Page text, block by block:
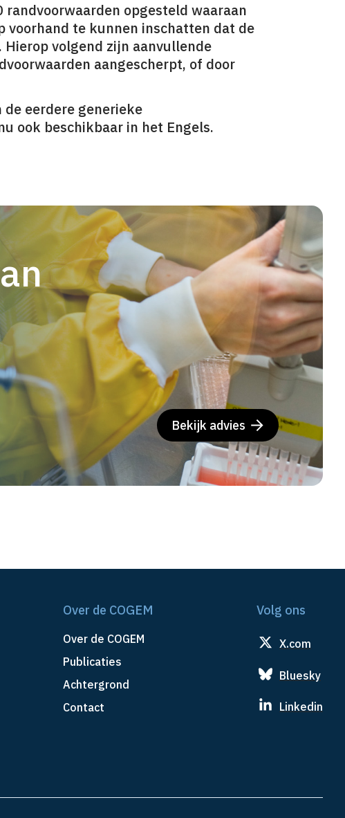
randvoorwaarden opgesteld waaraan
voorhand te kunnen inschatten dat de
Hierop volgend zijn aanvullende
aangescherpt, of door
eerdere generieke
ook beschikbaar in het Engels.
Bekijk advies
Over de COGEM
Over de COGEM
Publicaties
Achtergrond
Contact
Volg ons
X.com
Bluesky
Linkedin